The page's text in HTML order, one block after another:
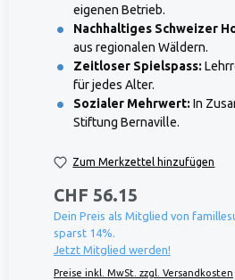
eigenen Betrieb.
Nachhaltiges Schweizer
aus regionalen Wäldern.
Zeitloser Spielspass:
für jedes Alter.
Sozialer Mehrwert: In
Stiftung Bernaville.
Zum Merkzettel hinzufügen
CHF 56.15
Dein Preis als Mitglied von
sparst 14%.
Jetzt Mitglied werden!
Preise inkl. MwSt. zzgl. Versandkosten